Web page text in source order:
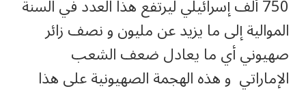
750 ألف إسرائيلي ليرتفع هذا العدد في السنة
الموالية إلى ما يزيد عن مليون و نصف زائر
صهيوني أي ما يعادل ضعف الشعب
الإماراتي و هذه الهجمة الصهيونية على هذا